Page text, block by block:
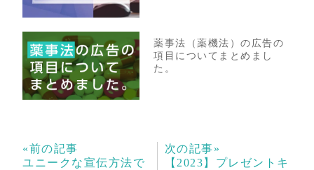
薬事法（薬機法）の広告の
項目についてまとめまし
た。
«前の記事
ユニークな宣伝方法で
次の記事»
【2023】プレゼントキ